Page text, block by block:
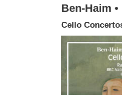
Ben-Haim
Cello